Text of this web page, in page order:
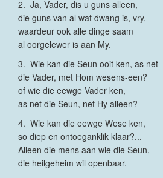
2. Ja, Vader, dis u guns alleen,
die guns van al wat dwang is, vry,
waardeur ook alle dinge saam
al oorgelewer is aan My.
3. Wie kan die Seun ooit ken, as net
die Vader, met Hom wesens-een?
of wie die eewge Vader ken,
as net die Seun, net Hy alleen?
4. Wie kan die eewge Wese ken,
so diep en ontoeganklik klaar?...
Alleen die mens aan wie die Seun,
die heilgeheim wil openbaar.